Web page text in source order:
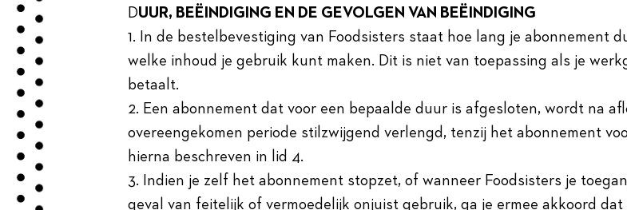
DUUR, BEËINDIGING EN DE GEVOLGEN VAN BEËINDIGING
1. In de bestelbevestiging van Foodsisters staat hoe lang je abonnement
welke inhoud je gebruik kunt maken. Dit is niet van toepassing als je
betaalt.
2. Een abonnement dat voor een bepaalde duur is afgesloten, wordt na
overeengekomen periode stilzwijgend verlengd, tenzij het abonnement
hierna beschreven in lid 4.
3. Indien je zelf het abonnement stopzet, of wanneer Foodsisters je
geval van feitelijk of vermoedelijk onjuist gebruik, ga je ermee akkoord